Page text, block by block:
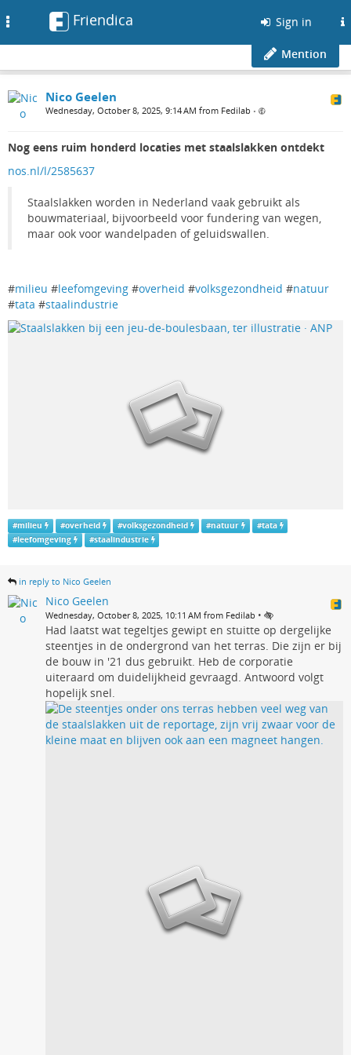
Friendica Sign in
Mention
Nico Geelen
Wednesday, October 8, 2025, 9:14 AM from Fedilab •
Nog eens ruim honderd locaties met staalslakken ontdekt
nos.nl/l/2585637
Staalslakken worden in Nederland vaak gebruikt als
bouwmateriaal, bijvoorbeeld voor fundering van wegen,
maar ook voor wandelpaden of geluidswallen.
#milieu #leefomgeving #overheid #volksgezondheid #natuur
#tata #staalindustrie
#milieu #overheid #volksgezondheid #natuur #tata
#leefomgeving #staalindustrie
in reply to Nico Geelen
Nico Geelen
Wednesday, October 8, 2025, 10:11 AM from Fedilab •
Had laatst wat tegeltjes gewipt en stuitte op dergelijke
steentjes in de ondergrond van het terras. Die zijn er bij
de bouw in '21 dus gebruikt. Heb de corporatie
uiteraard om duidelijkheid gevraagd. Antwoord volgt
hopelijk snel.